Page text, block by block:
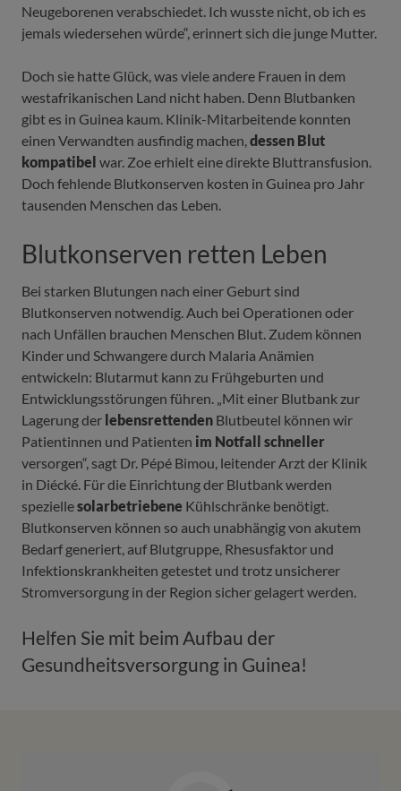
Neugeborenen verabschiedet. Ich wusste nicht, ob ich es
jemals wiedersehen würde“, erinnert sich die junge Mutter.
Doch sie hatte Glück, was viele andere Frauen in dem
westafrikanischen Land nicht haben. Denn Blutbanken
gibt es in Guinea kaum. Klinik-Mitarbeitende konnten
einen Verwandten ausfindig machen,dessen Blut
kompatibel war. Zoe erhielt eine direkte Bluttransfusion.
Doch fehlende Blutkonserven kosten in Guinea pro Jahr
tausenden Menschen das Leben.
Blutkonserven retten Leben
Bei starken Blutungen nach einer Geburt sind
Blutkonserven notwendig. Auch bei Operationen oder
nach Unfällen brauchen Menschen Blut. Zudem können
Kinder und Schwangere durch Malaria Anämien
entwickeln: Blutarmut kann zu Frühgeburten und
Entwicklungsstörungen führen. „Mit einer Blutbank zur
Lagerung der lebensrettenden Blutbeutel können wir
Patientinnen und Patienten im Notfall schneller
versorgen“, sagt Dr. Pépé Bimou, leitender Arzt der Klinik
in Diécké. Für die Einrichtung der Blutbank werden
speziellesolarbetriebene Kühlschränke benötigt.
Blutkonserven können so auch unabhängig von akutem
Bedarf generiert, auf Blutgruppe, Rhesusfaktor und
Infektionskrankheiten getestet und trotz unsicherer
Stromversorgung in der Region sicher gelagert werden.
Helfen Sie mit beim Aufbau der
Gesundheitsversorgung in Guinea!